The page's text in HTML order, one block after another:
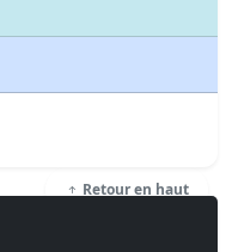
Retour en haut